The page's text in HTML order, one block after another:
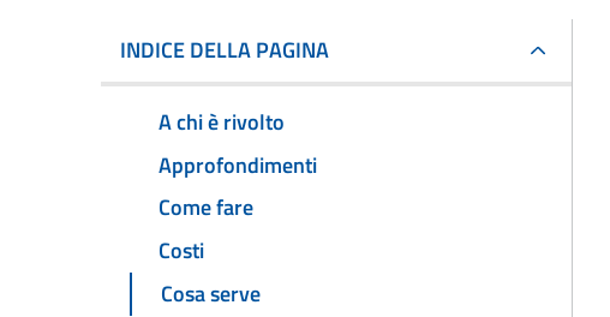
INDICE DELLA PAGINA
A chi è rivolto
Approfondimenti
Come fare
Costi
Cosa serve